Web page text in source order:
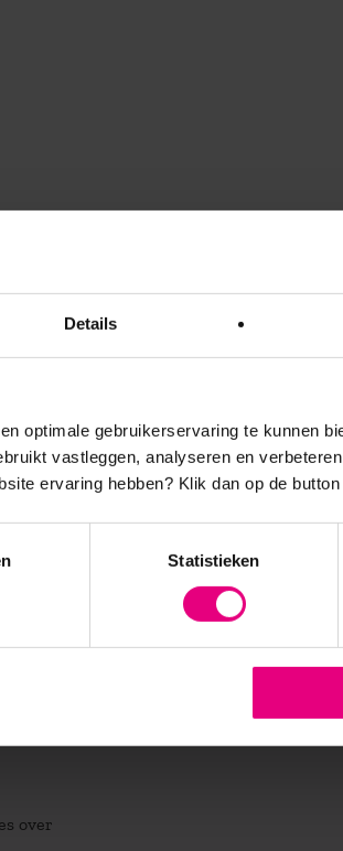
Details
optimale gebruikerservaring te kunnen
vastleggen, analyseren en
ervaring hebben? Klik dan op de
Statistieken
Bepaal zelf uw leerroute en
over